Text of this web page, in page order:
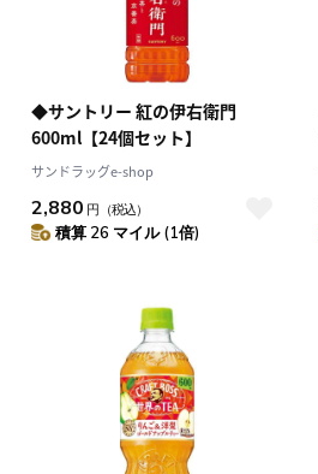
◆サントリー 紅の伊右衛門
600ml【24個セット】
サンドラッグe-shop
2,880 円 （税込）
積算 26 マイル (1倍)